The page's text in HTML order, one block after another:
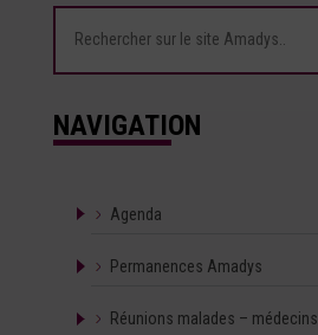
NAVIGATION
Agenda
Permanences Amadys
Réunions malades – médecins